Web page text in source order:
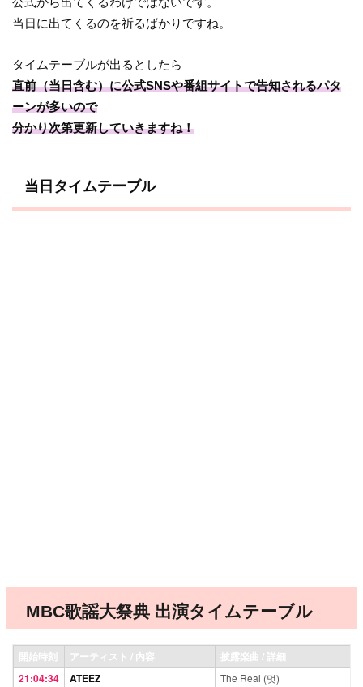
当日に出てくるのを祈るばかりですね。
タイムテーブルが出るとしたら
直前（当日含む）に公式SNSや番組サイトで告知されるパタ
ーンが多いので
分かり次第更新していきますね！
当日タイムテーブル
MBC歌謡大祭典 出演タイムテーブル
開始時刻 アーティスト / 内容
披露楽曲 / 詳細
21:04:34
ATEEZ The Real (멋)